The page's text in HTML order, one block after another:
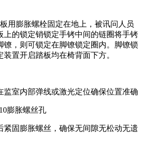
用膨胀螺栓固定在地上，被讯问人员
上的锁定销锁定手铐中间的链圈将手铐
镣，则可锁定在脚镣锁定圈内。脚镣锁
置开启踏板均在椅背面下方。
监室内部弹线或激光定位确保位置准确
膨胀螺丝孔
紧固膨胀螺丝，确保无间隙无松动无遗